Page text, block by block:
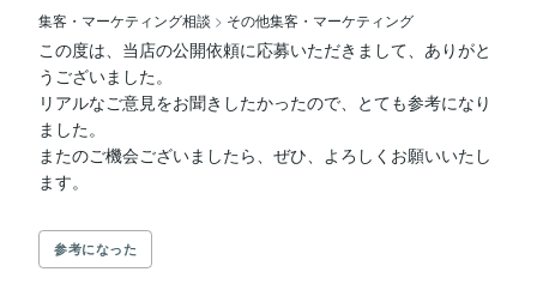
集客・マーケティング相談 > その他集客・マーケティング
この度は、当店の公開依頼に応募いただきまして、ありがと
うございました。
リアルなご意見をお聞きしたかったので、とても参考になり
ました。
またのご機会ございましたら、ぜひ、よろしくお願いいたし
参考になった